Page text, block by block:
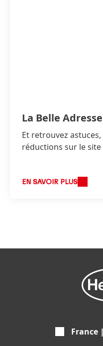
La Belle Adresse
Et retrouvez
réductions sur le site
EN SAVOIR PLUS
France